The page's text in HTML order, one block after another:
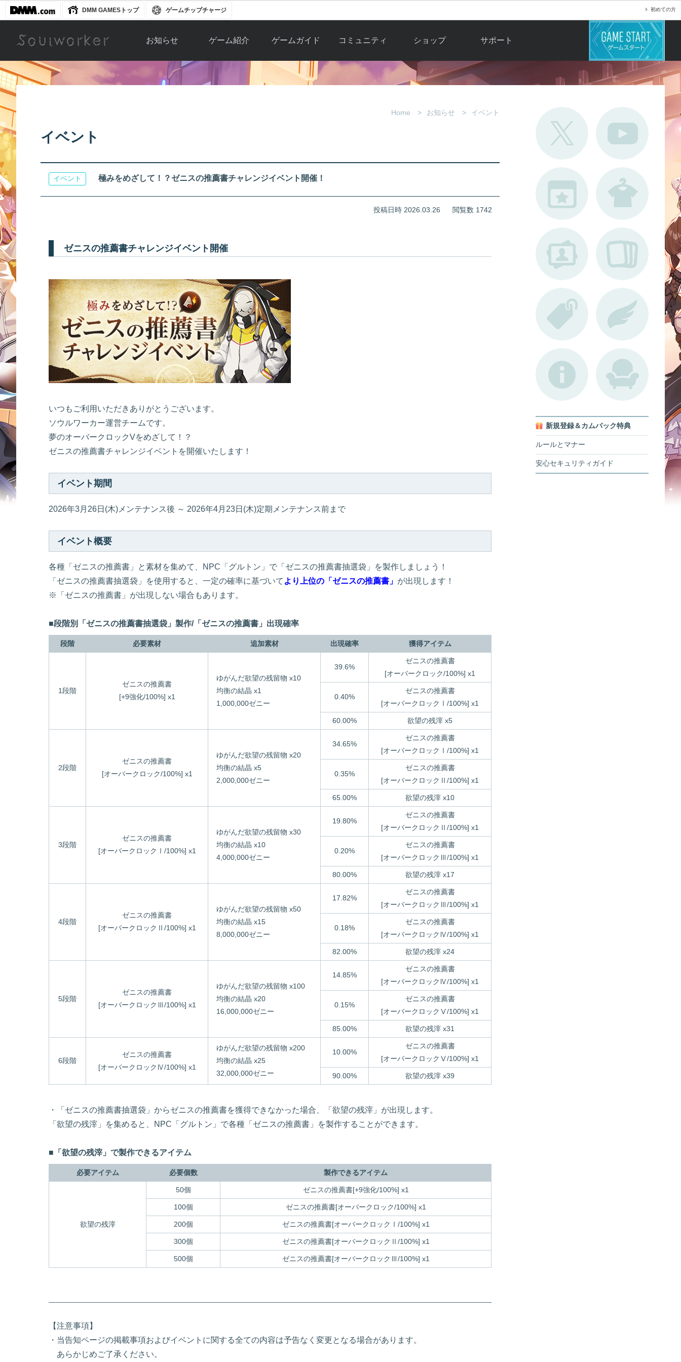
DMM GAMESトップ ゲームチップチャージ 初めての方
お知らせ
お知らせ一覧
ゲーム紹介
ソウルワーカー
アップデート履
歴
ゲームガイド
ガイド総合もく
コミュニティ
自由掲示板
ショップ
Y.Pの購入
アイテムカタロ
サポート
よくある質問
不具合対応状況
Home お知らせ イベント
イベント
イベント 極みをめざして！？ゼニスの推薦書チャレンジイベント開催！
投稿日時 2026.03.26 閲覧数 1742
ゼニスの推薦書チャレンジイベント開催
いつもご利用いただきありがとうございます。
ソウルワーカー運営チームです。
夢のオーバークロックVをめざして！？
ゼニスの推薦書チャレンジイベントを開催いたします！
イベント期間
2026年3月26日(木)メンテナンス後 ～ 2026年4月23日(木)定期メンテナンス前まで
イベント概要
各種「ゼニスの推薦書」と素材を集めて、NPC「グルトン」で「ゼニスの推薦書抽選袋」を製作しましょう！
「ゼニスの推薦書抽選袋」を使用すると、一定の確率に基づいて より上位の「ゼニスの推薦書」 が出現します！
※「ゼニスの推薦書」が出現しない場合もあります。
■段階別「ゼニスの推薦書抽選袋」製作/「ゼニスの推薦書」出現確率
段階 必要素材 追加素材 出現確率 獲得アイテム
1段階
ゼニスの推薦書
[+9強化/100%] x1
ゆがんだ欲望の残留物 x10
均衡の結晶 x1
1,000,000ゼニー
39.6%
ゼニスの推薦書
[オーバークロック/100%] x1
0.40%
ゼニスの推薦書
[オーバークロックⅠ/100%] x1
60.00% 欲望の残滓 x5
2段階
ゼニスの推薦書
[オーバークロック/100%] x1
ゆがんだ欲望の残留物 x20
均衡の結晶 x5
2,000,000ゼニー
34.65%
ゼニスの推薦書
[オーバークロックⅠ/100%] x1
0.35%
ゼニスの推薦書
[オーバークロックⅡ/100%] x1
65.00% 欲望の残滓 x10
3段階
ゼニスの推薦書
[オーバークロックⅠ/100%] x1
ゆがんだ欲望の残留物 x30
均衡の結晶 x10
4,000,000ゼニー
19.80%
ゼニスの推薦書
[オーバークロックⅡ/100%] x1
0.20%
ゼニスの推薦書
[オーバークロックⅢ/100%] x1
80.00% 欲望の残滓 x17
4段階
ゼニスの推薦書
[オーバークロックⅡ/100%] x1
ゆがんだ欲望の残留物 x50
均衡の結晶 x15
8,000,000ゼニー
17.82%
ゼニスの推薦書
[オーバークロックⅢ/100%] x1
0.18%
ゼニスの推薦書
[オーバークロックⅣ/100%] x1
82.00% 欲望の残滓 x24
5段階
ゼニスの推薦書
[オーバークロックⅢ/100%] x1
ゆがんだ欲望の残留物 x100
均衡の結晶 x20
16,000,000ゼニー
14.85%
ゼニスの推薦書
[オーバークロックⅣ/100%] x1
0.15%
ゼニスの推薦書
[オーバークロックⅤ/100%] x1
85.00% 欲望の残滓 x31
6段階
ゼニスの推薦書
[オーバークロックⅣ/100%] x1
ゆがんだ欲望の残留物 x200
均衡の結晶 x25
32,000,000ゼニー
10.00%
ゼニスの推薦書
[オーバークロックⅤ/100%] x1
90.00% 欲望の残滓 x39
・「ゼニスの推薦書抽選袋」からゼニスの推薦書を獲得できなかった場合、「欲望の残滓」が出現します。
「欲望の残滓」を集めると、NPC「グルトン」で各種「ゼニスの推薦書」を製作することができます。
■「欲望の残滓」で製作できるアイテム
必要アイテム 必要個数 製作できるアイテム
欲望の残滓
50個 ゼニスの推薦書[+9強化/100%] x1
100個 ゼニスの推薦書[オーバークロック/100%] x1
200個 ゼニスの推薦書[オーバークロックⅠ/100%] x1
300個 ゼニスの推薦書[オーバークロックⅡ/100%] x1
500個 ゼニスの推薦書[オーバークロックⅢ/100%] x1
【注意事項】
・当告知ページの掲載事項およびイベントに関する全ての内容は予告なく変更となる場合があります。
あらかじめご了承ください。
新規登録＆カムバック特典
ルールとマナー
安心セキュリティガイド